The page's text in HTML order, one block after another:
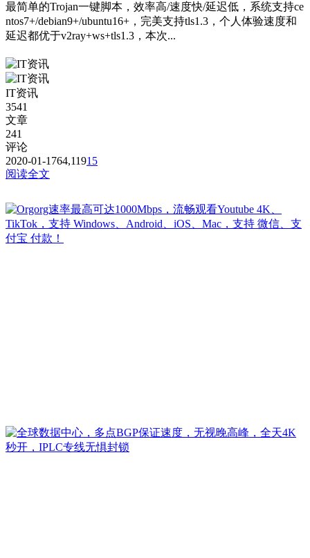
最简单的Trojan一键脚本，效率高/速度快/延迟低，系统支持ce
ntos7+/debian9+/ubuntu16+，完美支持tls1.3，个人体验速度和
延迟都优于v2ray+ws+tls1.3，本次...
IT资讯
3541
文章
241
评论
2020-01-1764,11915
阅读全文